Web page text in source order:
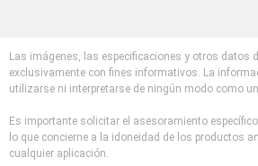
Las imágenes, las especificaciones y otros datos
exclusivamente con fines informativos. La
utilizarse ni interpretarse de ningún modo como
Es importante solicitar el asesoramiento específico
lo que concierne a la idoneidad de los productos
cualquier aplicación.